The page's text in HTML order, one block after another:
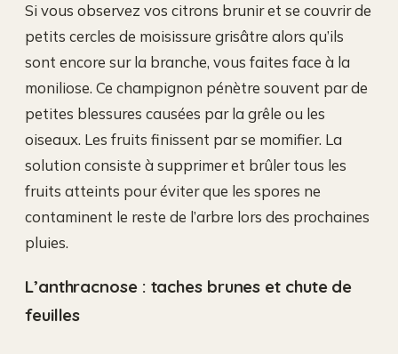
Si vous observez vos citrons brunir et se couvrir de
petits cercles de moisissure grisâtre alors qu’ils
sont encore sur la branche, vous faites face à la
moniliose. Ce champignon pénètre souvent par de
petites blessures causées par la grêle ou les
oiseaux. Les fruits finissent par se momifier. La
solution consiste à supprimer et brûler tous les
fruits atteints pour éviter que les spores ne
contaminent le reste de l’arbre lors des prochaines
pluies.
L’anthracnose : taches brunes et chute de
feuilles